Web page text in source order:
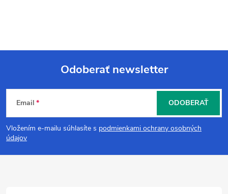
Z
á
p
Odoberať newsletter
Email
Vložením e-mailu súhlasíte s podmienkami ochrany osobných
údajov
ODOBERAŤ